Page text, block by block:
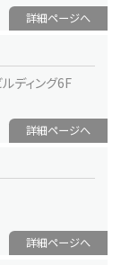
詳細ページへ
ディング6F
詳細ページへ
詳細ページへ